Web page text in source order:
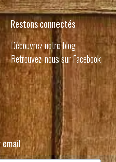
Restons connectés
Découvrez notre blog
Retrouvez-nous sur Facebook
email